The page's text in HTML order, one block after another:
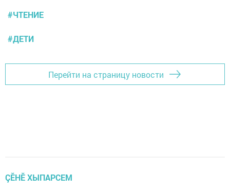
#ЧТЕНИЕ
#ДЕТИ
Перейти на страницу новости
ÇӖНӖ ХЫПАРСЕМ